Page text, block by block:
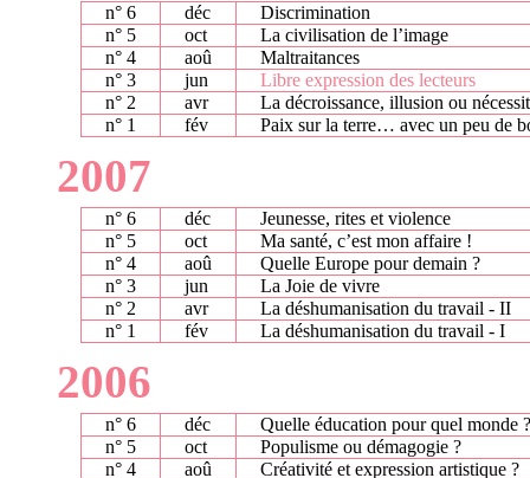
n° 6 déc
Discrimination
n° 5
oct
La civilisation de l’image
n° 4
aoû
Maltraitances
n° 3
jun
Libre expression des lecteurs
n° 2
avr
La décroissance, illusion ou
n° 1
fév Paix sur la terre… avec un peu de
2007
n° 6 déc
Jeunesse, rites et violence
n° 5
oct
Ma santé, c’est mon affaire !
n° 4
aoû
Quelle Europe pour demain ?
n° 3
jun
La Joie de vivre
n° 2
avr
La déshumanisation du travail - II
n° 1
fév La déshumanisation du travail - I
2006
n° 6 déc
Quelle éducation pour quel monde ?
n° 5
oct
Populisme ou démagogie ?
n° 4
aoû
Créativité et expression artistique ?